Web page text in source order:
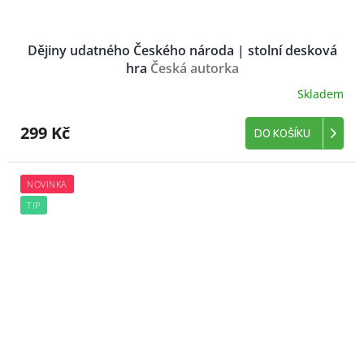
Dějiny udatného Českého národa | stolní desková
hra Česká autorka
Skladem
299 Kč DO KOŠÍKU
NOVINKA
TIP